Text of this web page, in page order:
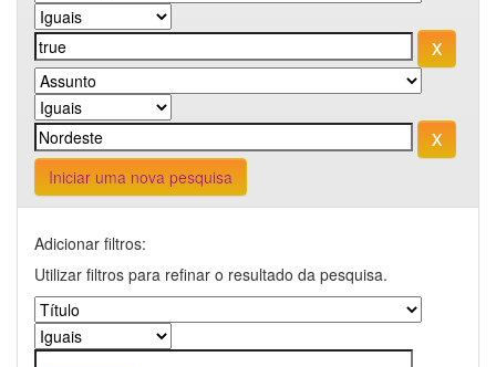
Iniciar uma nova pesquisa
Adicionar filtros:
Utilizar filtros para refinar o resultado da pesquisa.